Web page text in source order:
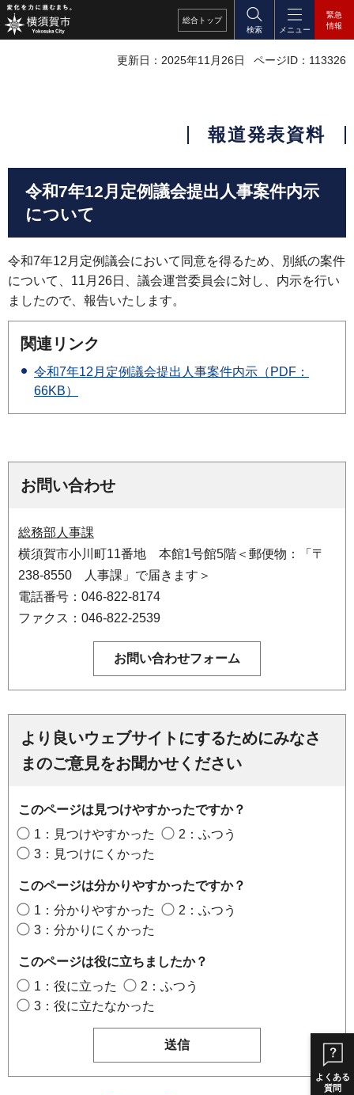
総合 トップ
検索
メニュー
緊急
情報
よくある
質問
更新日：2025年11月26日 ページID：113326
報道発表資料
令和7年12月定例議会提出人事案件内示
について
令和7年12月定例議会において同意を得るため、別紙の案件
について、11月26日、議会運営委員会に対し、内示を行い
ましたので、報告いたします。
関連リンク
令和7年12月定例議会提出人事案件内示（PDF：
66KB）
お問い合わせ
総務部人事課
横須賀市小川町11番地 本館1号館5階＜郵便物：「〒
238-8550 人事課」で届きます＞
電話番号：046-822-8174
ファクス：046-822-2539
より良いウェブサイトにするためにみなさ
まのご意見をお聞かせください
このページは見つけやすかったですか？
1：見つけやすかった
2：ふつう
3：見つけにくかった
このページは分かりやすかったですか？
1：分かりやすかった
2：ふつう
3：分かりにくかった
このページは役に立ちましたか？
1：役に立った
2：ふつう
3：役に立たなかった